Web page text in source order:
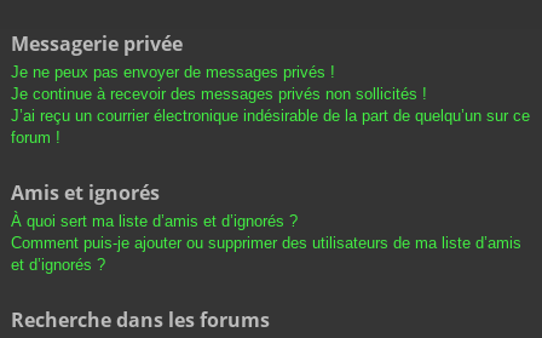
Messagerie privée
Je ne peux pas envoyer de messages privés !
Je continue à recevoir des messages privés non sollicités !
J’ai reçu un courrier électronique indésirable de la part de quelqu’un sur ce
forum !
Amis et ignorés
À quoi sert ma liste d’amis et d’ignorés ?
Comment puis-je ajouter ou supprimer des utilisateurs de ma liste d’amis
et d’ignorés ?
Recherche dans les forums